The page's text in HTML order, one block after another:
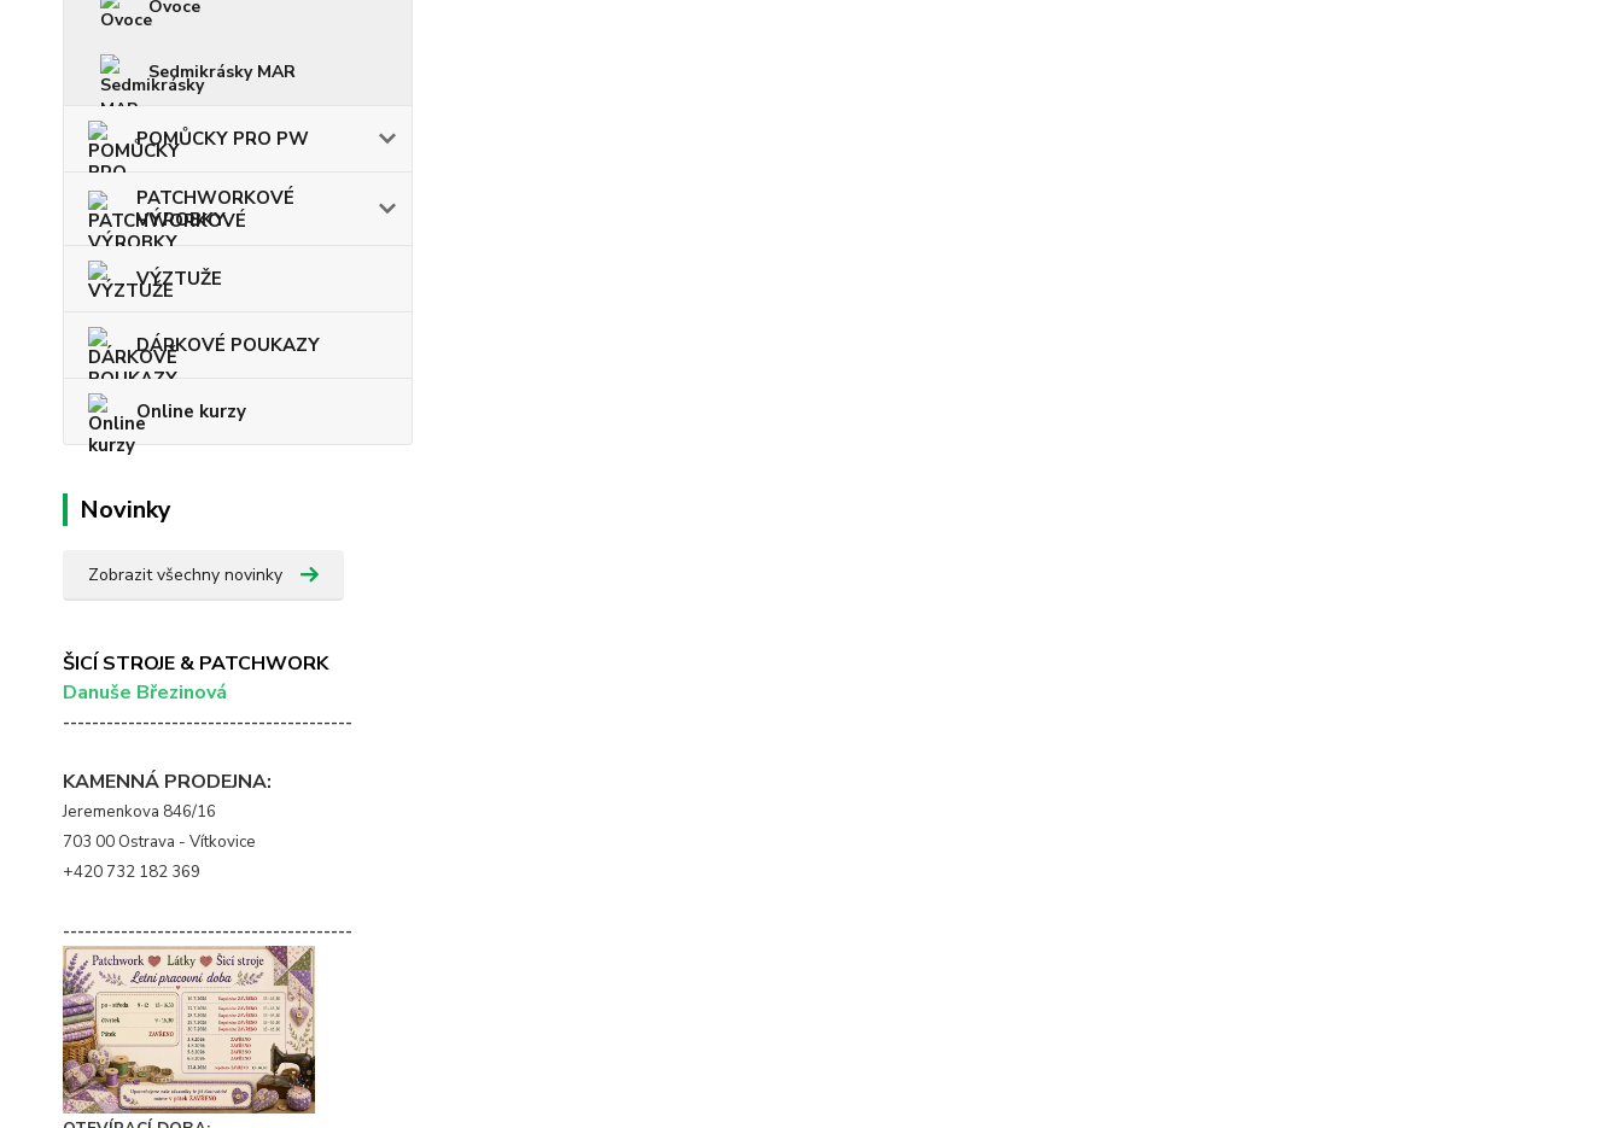
Ovoce
Sedmikrásky MAR
POMŮCKY PRO PW
PATCHWORKOVÉ
VÝROBKY
VÝZTUŽE
DÁRKOVÉ POUKAZY
Online kurzy
Novinky
Zobrazit všechny novinky
ŠICÍ STROJE & PATCHWORK
Danuše Březinová
----------------------------------------
KAMENNÁ PRODEJNA:
Jeremenkova 846/16
703 00 Ostrava - Vítkovice
+420 732 182 369
----------------------------------------